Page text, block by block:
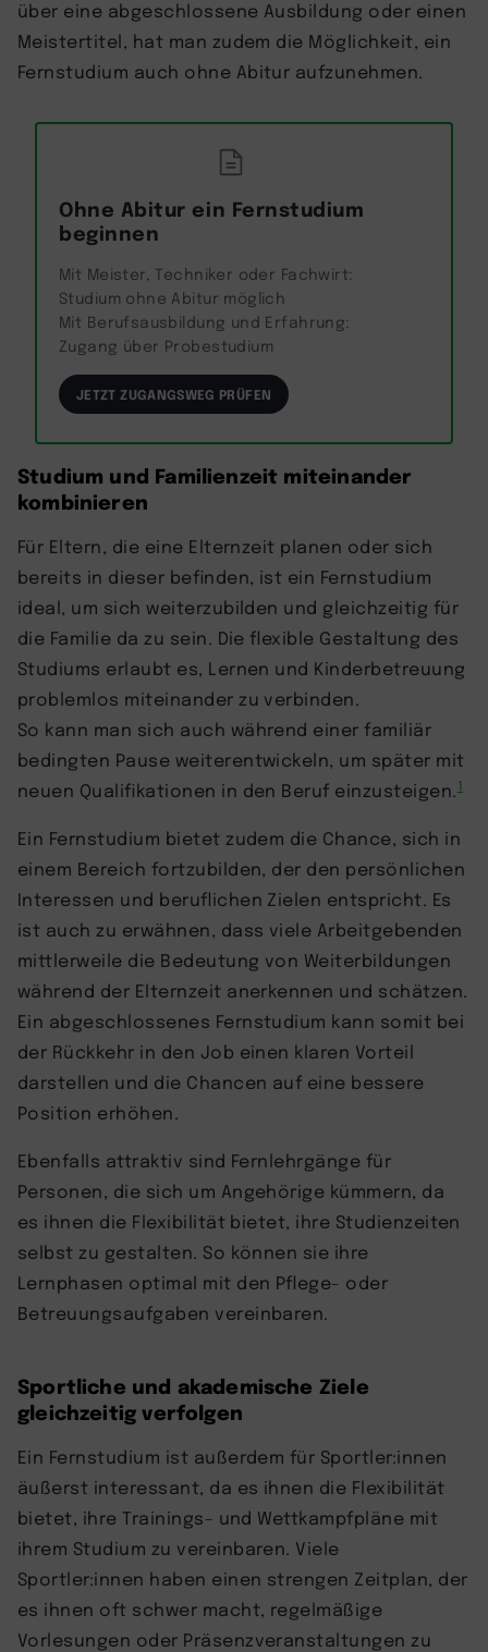
über eine abgeschlossene Ausbildung oder einen
Meistertitel, hat man zudem die Möglichkeit, ein
Fernstudium auch ohne Abitur aufzunehmen.
Ohne Abitur ein Fernstudium
beginnen
Mit Meister, Techniker oder Fachwirt:
Studium ohne Abitur möglich
Mit Berufsausbildung und Erfahrung:
Zugang über Probestudium
JETZT ZUGANGSWEG PRÜFEN
Studium und Familienzeit miteinander
kombinieren
Für Eltern, die eine Elternzeit planen oder sich
bereits in dieser befinden, ist ein Fernstudium
ideal, um sich weiterzubilden und gleichzeitig für
die Familie da zu sein. Die flexible Gestaltung des
Studiums erlaubt es, Lernen und Kinderbetreuung
problemlos miteinander zu verbinden.
So kann man sich auch während einer familiär
bedingten Pause weiterentwickeln, um später mit
neuen Qualifikationen in den Beruf einzusteigen.1
Ein Fernstudium bietet zudem die Chance, sich in
einem Bereich fortzubilden, der den persönlichen
Interessen und beruflichen Zielen entspricht. Es
ist auch zu erwähnen, dass viele Arbeitgebenden
mittlerweile die Bedeutung von Weiterbildungen
während der Elternzeit anerkennen und schätzen.
Ein abgeschlossenes Fernstudium kann somit bei
der Rückkehr in den Job einen klaren Vorteil
darstellen und die Chancen auf eine bessere
Position erhöhen.
Ebenfalls attraktiv sind Fernlehrgänge für
Personen, die sich um Angehörige kümmern, da
es ihnen die Flexibilität bietet, ihre Studienzeiten
selbst zu gestalten. So können sie ihre
Lernphasen optimal mit den Pflege- oder
Betreuungsaufgaben vereinbaren.
Sportliche und akademische Ziele
gleichzeitig verfolgen
Ein Fernstudium ist außerdem für Sportler:innen
äußerst interessant, da es ihnen die Flexibilität
bietet, ihre Trainings- und Wettkampfpläne mit
ihrem Studium zu vereinbaren. Viele
Sportler:innen haben einen strengen Zeitplan, der
es ihnen oft schwer macht, regelmäßige
Vorlesungen oder Präsenzveranstaltungen zu